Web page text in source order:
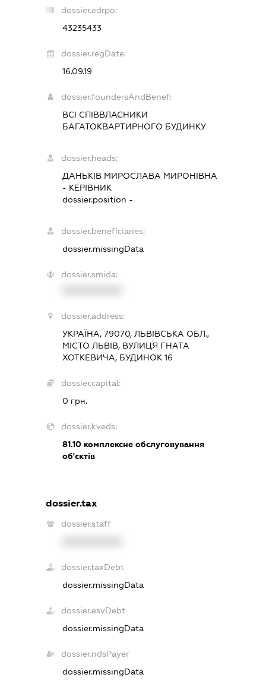
dossier.edrpo:
43235433
dossier.regDate:
16.09.19
dossier.foundersAndBenef:
ВСІ СПІВВЛАСНИКИ
БАГАТОКВАРТИРНОГО БУДИНКУ
dossier.heads:
ДАНЬКІВ МИРОСЛАВА МИРОНІВНА
- КЕРІВНИК
dossier.position -
dossier.beneficiaries:
dossier.missingData
dossier.smida:
dossier.address:
УКРАЇНА, 79070, ЛЬВІВСЬКА ОБЛ.,
МІСТО ЛЬВІВ, ВУЛИЦЯ ГНАТА
ХОТКЕВИЧА, БУДИНОК 16
dossier.capital:
0 грн.
dossier.kveds:
81.10комплексне обслуговування
об'єктів
dossier.tax
dossier.staff
dossier.taxDebt
dossier.missingData
dossier.esvDebt
dossier.missingData
dossier.ndsPayer
dossier.missingData